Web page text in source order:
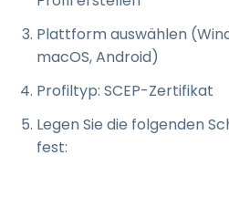
Plattform auswählen
macOS, Android)
Profiltyp: SCEP-Zertifikat
Legen Sie die folgenden
fest: